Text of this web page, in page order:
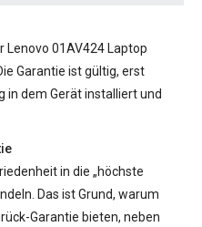
Lenovo 01AV424 Laptop
Garantie ist gültig, erst
in dem Gerät installiert und
in die „höchste
Das ist Grund, warum
Garantie bieten, neben